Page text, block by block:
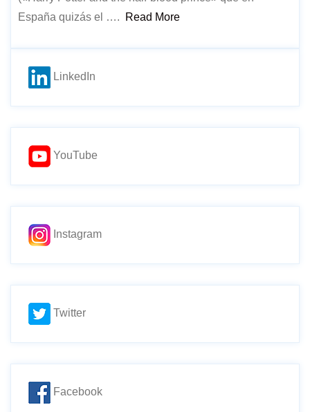
España quizás el ….
Read More
LinkedIn
YouTube
Instagram
Twitter
Facebook